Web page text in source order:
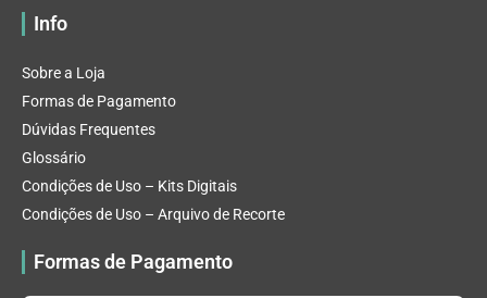
Info
Sobre a Loja
Formas de Pagamento
Dúvidas Frequentes
Glossário
Condições de Uso – Kits Digitais
Condições de Uso – Arquivo de Recorte
Formas de Pagamento